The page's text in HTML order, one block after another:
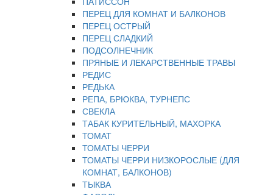
ПЕРЕЦ ДЛЯ КОМНАТ И БАЛКОНОВ
ПЕРЕЦ ОСТРЫЙ
ПЕРЕЦ СЛАДКИЙ
ПОДСОЛНЕЧНИК
ПРЯНЫЕ И ЛЕКАРСТВЕННЫЕ ТРАВЫ
РЕДИС
РЕДЬКА
РЕПА, БРЮКВА, ТУРНЕПС
СВЕКЛА
ТАБАК КУРИТЕЛЬНЫЙ, МАХОРКА
ТОМАТ
ТОМАТЫ ЧЕРРИ
ТОМАТЫ ЧЕРРИ НИЗКОРОСЛЫЕ (ДЛЯ
КОМНАТ, БАЛКОНОВ)
ТЫКВА